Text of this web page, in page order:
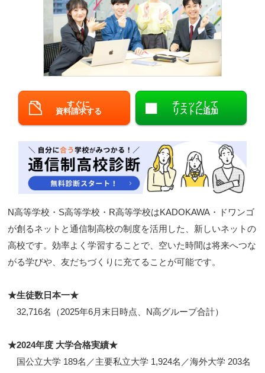
北陸・甲信越
中国
九州・沖縄
閉じる
すぐに
資料請求する
チェックして
リストに追加
N高等学校・S高等学校・R高等学校はKADOKAWA・ドワンゴ
が創るネットと通信制高校の制度を活用した、新しいネットの
高校です。効率よく学習することで、空いた時間は将来へつな
がる学びや、友だちづくりに充てることが可能です。
★生徒数日本一★
32,716名（2025年6月末日時点、N高グループ合計）
★2024年度 大学合格実績★
国公立大学 189名／主要私立大学 1,924名／海外大学 203名